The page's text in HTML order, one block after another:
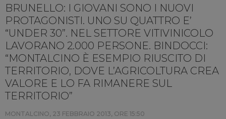
MONDO
NON SOLO VINO
NEWSLETTER
DICONO DI NOI
BRUNELLO: I GIOVANI SONO I NUOVI
PROTAGONISTI. UNO SU QUATTRO E’
“UNDER 30”. NEL SETTORE VITIVINICOLO
LAVORANO 2.000 PERSONE. BINDOCCI:
“MONTALCINO È ESEMPIO RIUSCITO DI
TERRITORIO, DOVE L’AGRICOLTURA CREA
VALORE E LO FA RIMANERE SUL
TERRITORIO”
MONTALCINO, 23 FEBBRAIO 2013, ORE 15:50